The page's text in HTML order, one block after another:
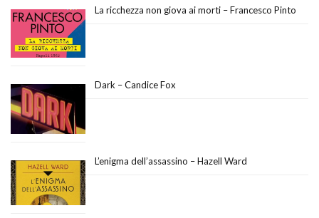
La ricchezza non giova ai morti – Francesco Pinto
Dark – Candice Fox
L’enigma dell’assassino – Hazell Ward